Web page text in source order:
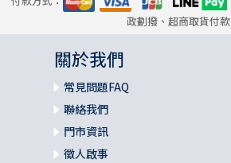
政劃撥、超商取貨付款
關於我們
常見問題FAQ
聯絡我們
門市資訊
徵人啟事